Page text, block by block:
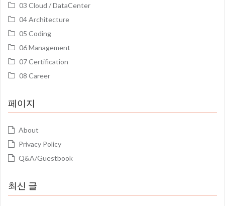
03 Cloud / DataCenter
04 Architecture
05 Coding
06 Management
07 Certification
08 Career
페이지
About
Privacy Policy
Q&A/Guestbook
최신 글